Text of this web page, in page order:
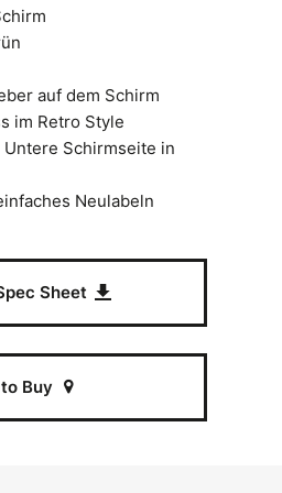
auf dem Schirm
im Retro Style
Schirmseite in
Neulabeln
Sheet
Buy